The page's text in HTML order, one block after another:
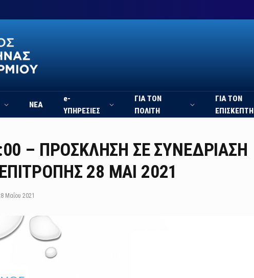
ΝΕΑ
e-
ΥΠΗΡΕΣΙΕΣ
ΓΙΑ ΤΟΝ
ΠΟΛΙΤΗ
ΓΙΑ ΤΟΝ
ΕΠΙΣΚΕΠΤΗ
– ΠΡΟΣΚΛΗΣΗ ΣΕ ΣΥΝΕΔΡΙΑΣΗ
28 MAI 2021
Μαΐου 2021